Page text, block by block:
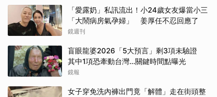
「愛露奶」私訊流出！小24歲女友爆當小三
「大鬧病房氣孕婦」 姜厚任不忍回應了
鏡週刊
盲眼龍婆2026「5大預言」剩3項未驗證
其中1項恐牽動台灣...關鍵時間點曝光
鏡報
女子穿免洗內褲出門竟「解體」走在街頭整